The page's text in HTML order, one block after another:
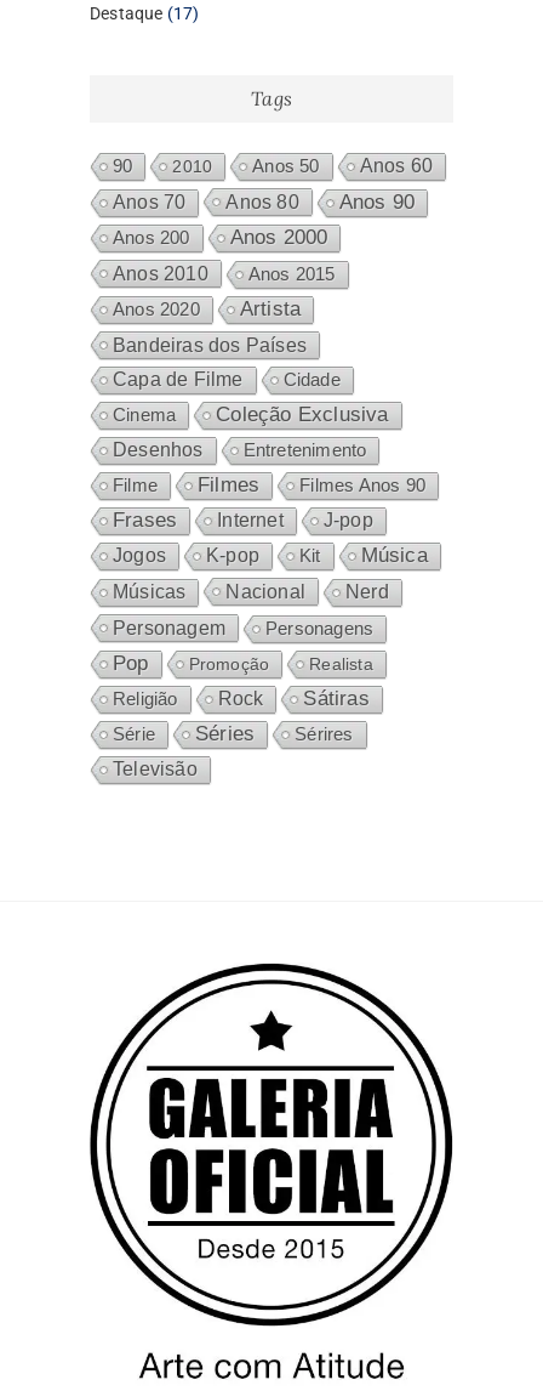
produtos
Destaque 1717
Tags
90 2010 Anos 50
Anos 60
Anos 70
Anos 80 Anos 90
Anos 200 Anos 2000
Anos 2010 Anos 2015
Anos 2020 Artista
Bandeiras dos Países
Capa de Filme
Cidade
Cinema
Coleção Exclusiva
Desenhos
Entretenimento
Filme
Filmes Filmes Anos 90
Frases Internet
J-pop
Jogos
K-pop Kit Música
Músicas Nacional Nerd
Personagem Personagens
Pop Promoção
Realista
Religião
Rock Sátiras
Série Séries
Sérires
Televisão